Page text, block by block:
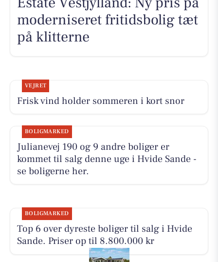
moderniseret fritidsbolig tæt
på klitterne
VEJRET
Frisk vind holder sommeren i kort snor
BOLIGMARKED
Julianevej 190 og 9 andre boliger er
kommet til salg denne uge i Hvide Sande -
se boligerne her.
BOLIGMARKED
Top 6 over dyreste boliger til salg i Hvide
Sande. Priser op til 8.800.000 kr